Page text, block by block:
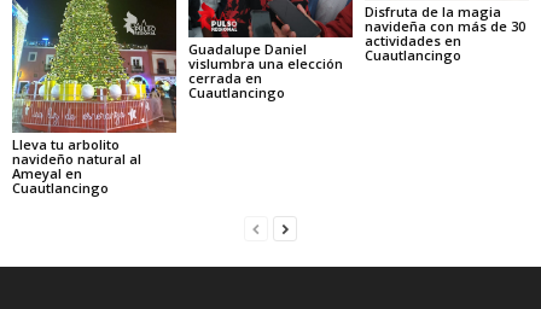
Lleva tu arbolito
navideño natural al
Ameyal en
Cuautlancingo
Guadalupe Daniel
vislumbra una elección
cerrada en
Cuautlancingo
Disfruta de la magia
navideña con más de 30
actividades en
Cuautlancingo